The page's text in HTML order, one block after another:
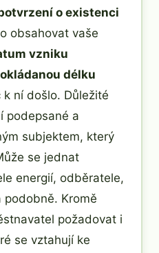
o existenci
obsahovat vaše
vzniku
délku
k ní došlo. Důležité
podepsané a
subjektem, který
se jednat
energií, odběratele,
Kromě
požadovat i
se vztahují ke